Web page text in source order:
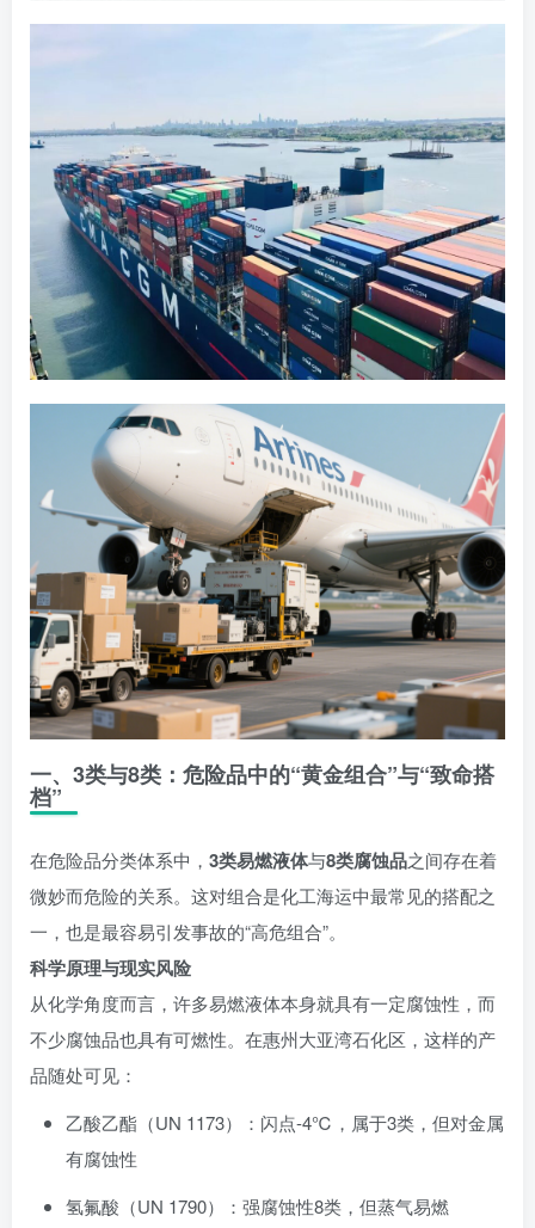
一、3类与8类：危险品中的“黄金组合”与“致命搭
档”
在危险品分类体系中， 3类易燃液体与8类腐蚀品之间存在着
微妙而危险的关系。这对组合是化工海运中最常见的搭配之
一，也是最容易引发事故的“高危组合”。
科学原理与现实风险
从化学角度而言，许多易燃液体本身就具有一定腐蚀性，而
不少腐蚀品也具有可燃性。在惠州大亚湾石化区，这样的产
品随处可见：
乙酸乙酯（UN 1173）：闪点-4℃，属于3类，但对金属
有腐蚀性
氢氟酸（UN 1790）：强腐蚀性8类，但蒸气易燃